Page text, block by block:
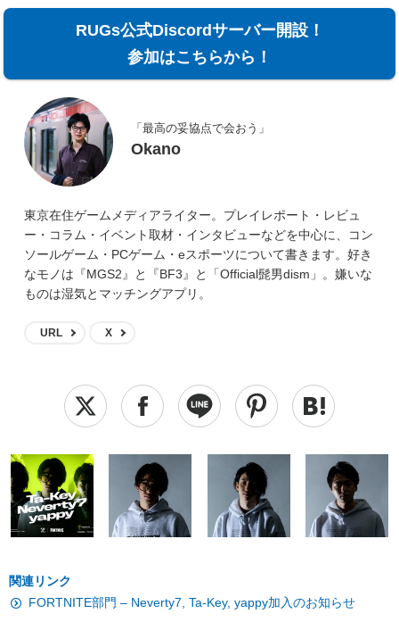
RUGs公式Discordサーバー開設！
参加はこちらから！
「最高の妥協点で会おう」
Okano
東京在住ゲームメディアライター。プレイレポート・レビュ
ー・コラム・イベント取材・インタビューなどを中心に、コン
ソールゲーム・PCゲーム・eスポーツについて書きます。好き
なモノは『MGS2』と『BF3』と「Official髭男dism」。嫌いな
ものは湿気とマッチングアプリ。
URL X
関連リンク
FORTNITE部門 – Neverty7, Ta-Key, yappy加入のお知らせ